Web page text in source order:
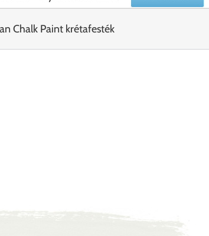
Chalk Paint krétafesték